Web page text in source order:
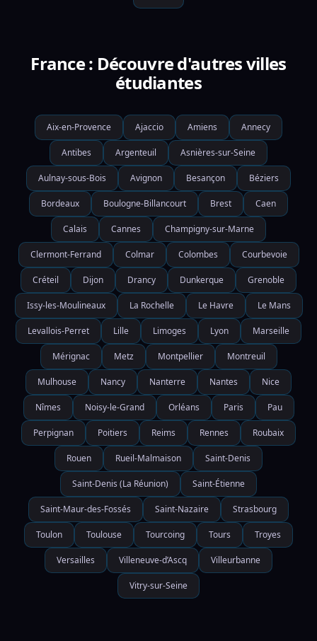
France : Découvre d'autres villes
étudiantes
Aix-en-Provence Ajaccio Amiens Annecy
Antibes Argenteuil Asnières-sur-Seine
Aulnay-sous-Bois Avignon Besançon Béziers
Bordeaux Boulogne-Billancourt Brest Caen
Calais Cannes Champigny-sur-Marne
Clermont-Ferrand Colmar Colombes Courbevoie
Créteil Dijon Drancy Dunkerque Grenoble
Issy-les-Moulineaux La Rochelle Le Havre Le Mans
Levallois-Perret Lille Limoges Lyon Marseille
Mérignac Metz Montpellier Montreuil
Mulhouse Nancy Nanterre Nantes Nice
Nîmes Noisy-le-Grand Orléans Paris Pau
Perpignan Poitiers Reims Rennes Roubaix
Rouen Rueil-Malmaison Saint-Denis
Saint-Denis (La Réunion) Saint-Étienne
Saint-Maur-des-Fossés Saint-Nazaire Strasbourg
Toulon Toulouse Tourcoing Tours Troyes
Versailles Villeneuve-d’Ascq Villeurbanne
Vitry-sur-Seine